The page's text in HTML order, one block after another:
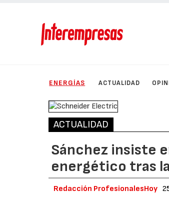
ENERGÍAS ACTUALIDAD
ACTUALIDAD
Sánchez insiste
energético tras
Redacción ProfesionalesHoy